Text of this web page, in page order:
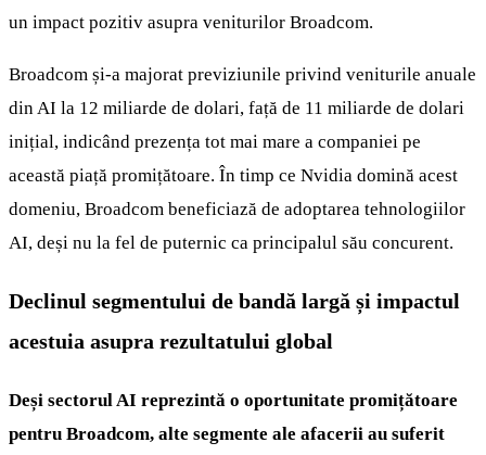
un impact pozitiv asupra veniturilor Broadcom.
Broadcom și-a majorat previziunile privind veniturile anuale
din AI la 12 miliarde de dolari, față de 11 miliarde de dolari
inițial, indicând prezența tot mai mare a companiei pe
această piață promițătoare. În timp ce Nvidia domină acest
domeniu, Broadcom beneficiază de adoptarea tehnologiilor
AI, deși nu la fel de puternic ca principalul său concurent.
Declinul segmentului de bandă largă și impactul
acestuia asupra rezultatului global
Deși sectorul AI reprezintă o oportunitate promițătoare
pentru Broadcom, alte segmente ale afacerii au suferit